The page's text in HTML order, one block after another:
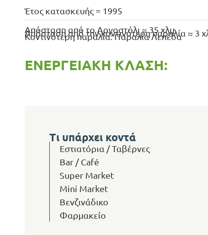
Έτος κατασκευής = 1995
Απόσταση από το Αργοστόλι ≈ 35 χλμ
Απόσταση από την κοντινότερη παραλία ≈ 3
Κοντινότερη παραλία: Παραλία Λεπέδα
ΕΝΕΡΓΕΙΑΚΉ ΚΛΆΣΗ:
Τι υπάρχει κοντά
Εστιατόρια / Ταβέρνες
Bar / Café
Super Market
Mini Market
Βενζινάδικο
Φαρμακείο